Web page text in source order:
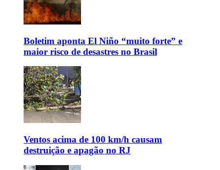
Boletim aponta El Niño “muito forte” e
maior risco de desastres no Brasil
Ventos acima de 100 km/h causam
destruição e apagão no RJ